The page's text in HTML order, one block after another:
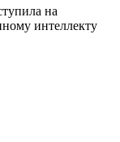
на
интеллекту